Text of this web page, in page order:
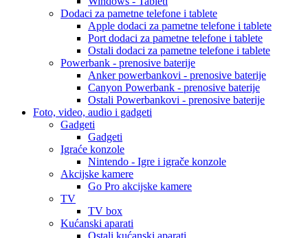
Dodaci za pametne telefone i tablete
Apple dodaci za pametne telefone i tablete
Port dodaci za pametne telefone i tablete
Ostali dodaci za pametne telefone i tablete
Powerbank - prenosive baterije
Anker powerbankovi - prenosive baterije
Canyon Powerbank - prenosive baterije
Ostali Powerbankovi - prenosive baterije
Foto, video, audio i gadgeti
Gadgeti
Gadgeti
Igraće konzole
Nintendo - Igre i igrače konzole
Akcijske kamere
Go Pro akcijske kamere
TV
TV box
Kućanski aparati
Ostali kućanski aparati